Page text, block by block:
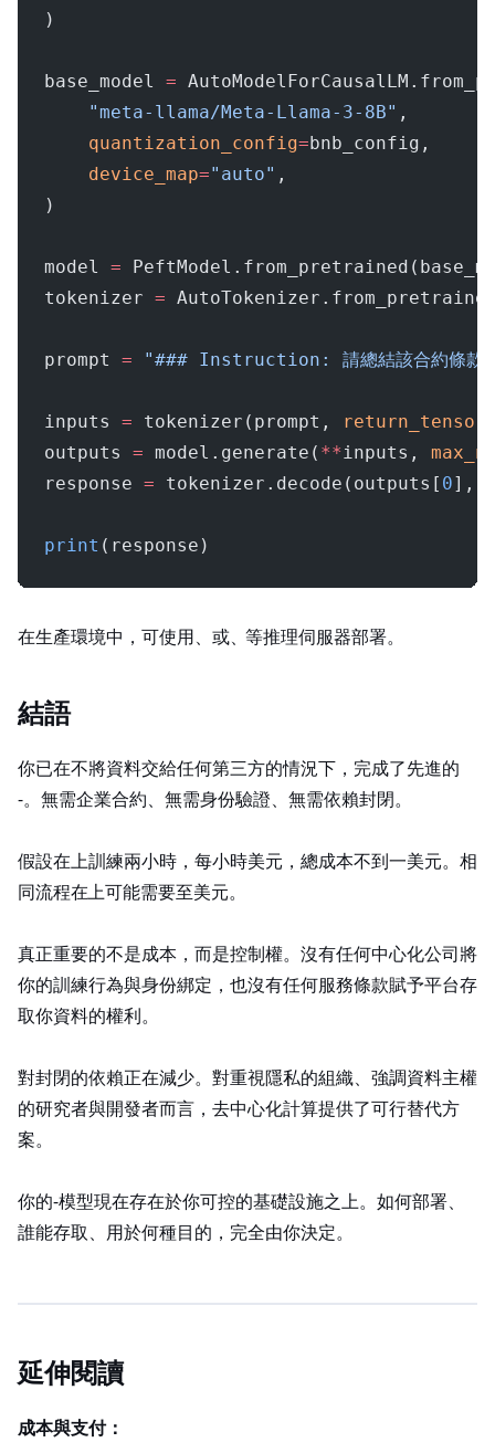
)
base_model =
    "meta-llama/Meta-Llama-3-8B"
,
    quantization_config
=bnb_config,
    device_map
="auto" ,
)
model =
tokenizer =
prompt = "### Instruction: 請總結該合約條款
inputs = tokenizer(prompt,
outputs = model.generate( **inputs,
response = tokenizer.decode(outputs[ 0],
print (response)
在生產環境中，可使用 FastAPI、Flask 或 vLLM、Text Generation Inference (TGI) 等推理伺服器部署。
結語
你已在不將資料交給任何第三方的情況下，完成了先進 LLM 的
fine‑tuning。無需企業合約、無需身份驗證、無需依賴封閉 API。
假設在 RTX 4090 上訓練兩小時，每小時 0.45 美元，總成本不到一美元。相
同流程在 AWS 上可能需要 100 至 200 美元。
真正重要的不是成本，而是控制權。沒有任何中心化公司將
你的訓練行為與身份綁定，也沒有任何服務條款賦予平台存
取你資料的權利。
對封閉 API 的依賴正在減少。對重視隱私的組織、強調資料主權
的研究者與開發者而言，去中心化 GPU 計算提供了可行替代方
案。
你的 fine‑tuned 模型現在存在於你可控的基礎設施之上。如何部署、
誰能存取、用於何種目的，完全由你決定。
延伸閱讀
成本與支付：